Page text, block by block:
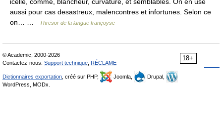
aussi pour cas desastreux, malencontres et infortunes. Selon ce
on… …
Thresor de la langue françoyse
18+
© Academic, 2000-2026
Contactez-nous: Support technique RÉCLAME
Dictionnaires exportation , créé sur PHP, Joomla,
Drupal,
WordPress, MODx.